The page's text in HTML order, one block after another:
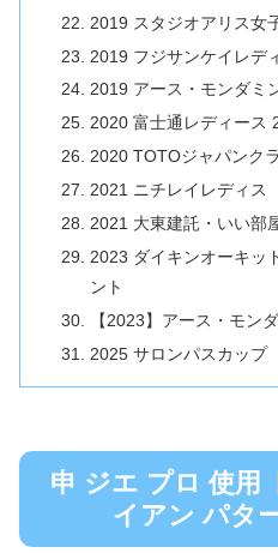
2019 スタジオアリス女
2019 フジサンケイレデ
2019 アース・モンダミ
2020 富士通レディース
2020 TOTOジャパンク
2021 ニチレイレディス
2021 大東建託・いい部
2023 ダイキンオーキッ
ント
【2023】アース・モン
2025 サロンパスカップ
申 ジエ プロ 使用
イアン パタ